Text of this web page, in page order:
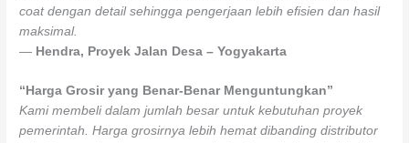
coat dengan detail sehingga pengerjaan lebih efisien dan hasil
maksimal.
— Hendra, Proyek Jalan Desa – Yogyakarta
“Harga Grosir yang Benar-Benar Menguntungkan”
Kami membeli dalam jumlah besar untuk kebutuhan proyek
pemerintah. Harga grosirnya lebih hemat dibanding distributor